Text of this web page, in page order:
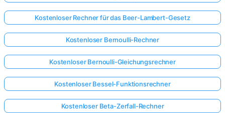
Kostenloser Rechner für das Beer-Lambert-Gesetz
Kostenloser Bernoulli-Rechner
Kostenloser Bernoulli-Gleichungsrechner
Kostenloser Bessel-Funktionsrechner
Kostenloser Beta-Zerfall-Rechner